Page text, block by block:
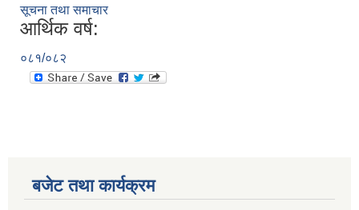
सूचना तथा समाचार
आर्थिक वर्ष:
०८१/०८२
बजेट तथा कार्यक्रम